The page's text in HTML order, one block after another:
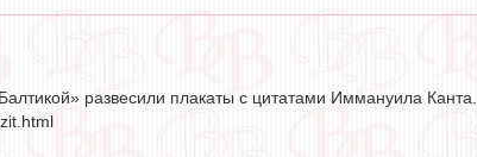
развесили плакаты с цитатами Иммануила Канта.